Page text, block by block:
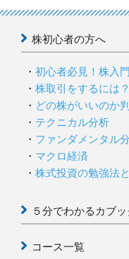
株初心者の方へ
初心者必見！株入門
株取引をするには？
どの株がいいのか
テクニカル分析
ファンダメンタル
マクロ経済
株式投資の勉強法
５分でわかるカブッ
コース一覧